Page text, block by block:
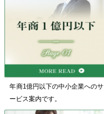
年商1億円以下の中小企業へのサ
ービス案内です。